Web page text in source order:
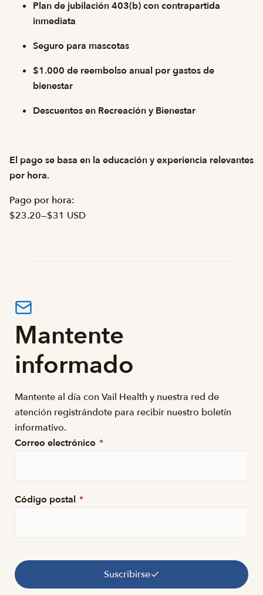
Plan de jubilación 403(b) con contrapartida
inmediata
Seguro para mascotas
$1.000 de reembolso anual por gastos de
bienestar
Descuentos en Recreación y Bienestar
El pago se basa en la educación y experiencia relevantes
por hora.
Pago por hora:
$23.20—$31 USD
Mantente
informado
Mantente al día con Vail Health y nuestra red de
atención registrándote para recibir nuestro boletín
informativo.
Correo electrónico *
Código postal *
Suscribirse